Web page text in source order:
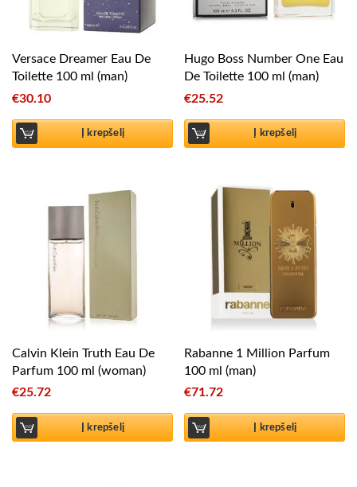
Versace Dreamer Eau De
Toilette 100 ml (man)
€30.10
Į krepšelį
Hugo Boss Number One Eau
De Toilette 100 ml (man)
€25.52
Į krepšelį
Calvin Klein Truth Eau De
Parfum 100 ml (woman)
€25.72
Į krepšelį
Rabanne 1 Million Parfum
100 ml (man)
€71.72
Į krepšelį